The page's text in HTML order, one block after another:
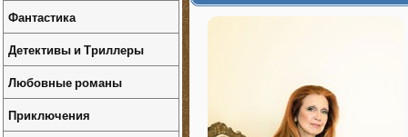
Фантастика
Детективы и Триллеры
Любовные романы
Приключения